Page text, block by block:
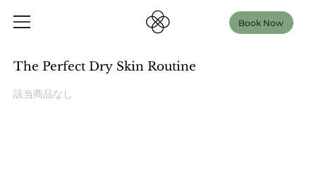
Book Now
The Perfect Dry Skin Routine
該当商品なし